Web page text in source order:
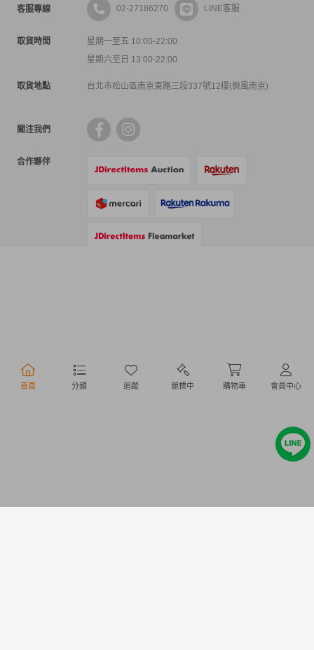
首頁 分類 追蹤 競標中 購物車 會員中心
客服專線 02-27186270 LINE客服
取貨時間
星期一至五 10:00-22:00
星期六至日 13:00-22:00
取貨地點 台北市松山區南京東路三段337號12樓(微風南京)
關注我們
合作夥伴
行動購物